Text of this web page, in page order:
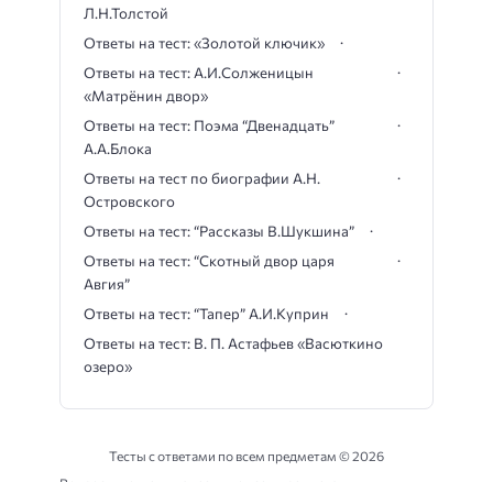
Л.Н.Толстой
Ответы на тест: «Золотой ключик»
Ответы на тест: А.И.Солженицын
«Матрёнин двор»
Ответы на тест: Поэма “Двенадцать”
А.А.Блока
Ответы на тест по биографии А.Н.
Островского
Ответы на тест: “Рассказы В.Шукшина”
Ответы на тест: “Скотный двор царя
Авгия”
Ответы на тест: “Тапер” А.И.Куприн
Ответы на тест: В. П. Астафьев «Васюткино
озеро»
Тесты с ответами по всем предметам ©2026